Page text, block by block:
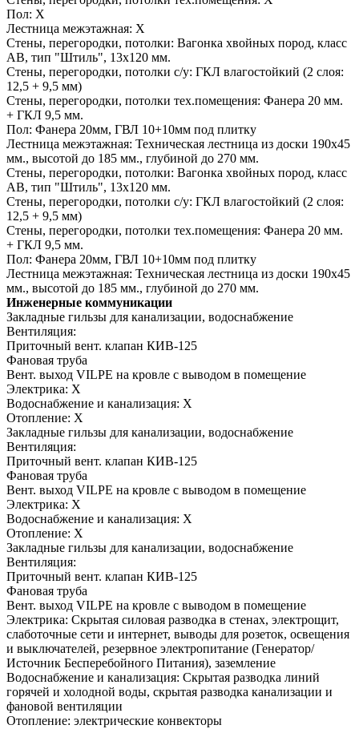
Пол: Х
Лестница межэтажная: Х
Стены, перегородки, потолки: Вагонка хвойных пород, класс
АВ, тип "Штиль", 13х120 мм.
Стены, перегородки, потолки с/у: ГКЛ влагостойкий (2 слоя:
12,5 + 9,5 мм)
Стены, перегородки, потолки тех.помещения: Фанера 20 мм.
+ ГКЛ 9,5 мм.
Пол: Фанера 20мм, ГВЛ 10+10мм под плитку
Лестница межэтажная: Техническая лестница из доски 190х45
мм., высотой до 185 мм., глубиной до 270 мм.
Стены, перегородки, потолки: Вагонка хвойных пород, класс
АВ, тип "Штиль", 13х120 мм.
Стены, перегородки, потолки с/у: ГКЛ влагостойкий (2 слоя:
12,5 + 9,5 мм)
Стены, перегородки, потолки тех.помещения: Фанера 20 мм.
+ ГКЛ 9,5 мм.
Пол: Фанера 20мм, ГВЛ 10+10мм под плитку
Лестница межэтажная: Техническая лестница из доски 190х45
мм., высотой до 185 мм., глубиной до 270 мм.
Инженерные коммуникации
Закладные гильзы для канализации, водоснабжение
Вентиляция:
Приточный вент. клапан КИВ-125
Фановая труба
Вент. выход VILPE на кровле с выводом в помещение
Электрика: Х
Водоснабжение и канализация: Х
Отопление: Х
Закладные гильзы для канализации, водоснабжение
Вентиляция:
Приточный вент. клапан КИВ-125
Фановая труба
Вент. выход VILPE на кровле с выводом в помещение
Электрика: Х
Водоснабжение и канализация: Х
Отопление: Х
Закладные гильзы для канализации, водоснабжение
Вентиляция:
Приточный вент. клапан КИВ-125
Фановая труба
Вент. выход VILPE на кровле с выводом в помещение
Электрика: Скрытая силовая разводка в стенах, электрощит,
слаботочные сети и интернет, выводы для розеток, освещения
и выключателей, резервное электропитание (Генератор/
Источник Бесперебойного Питания), заземление
Водоснабжение и канализация: Скрытая разводка линий
горячей и холодной воды, скрытая разводка канализации и
фановой вентиляции
Отопление: электрические конвекторы